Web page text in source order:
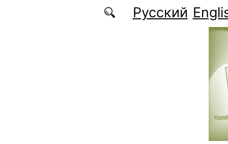
Перейти к основному содержаниюРусский